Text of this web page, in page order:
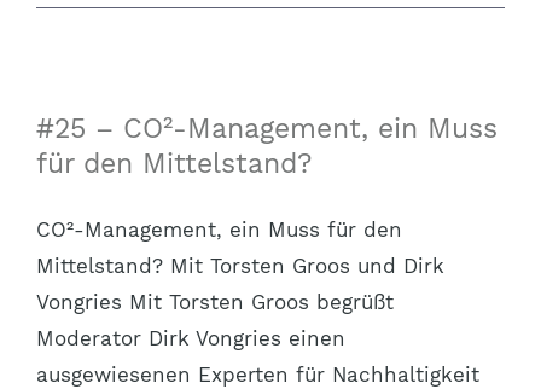
#25 – CO²-Management, ein Muss
für den Mittelstand?
CO²-Management, ein Muss für den
Mittelstand? Mit Torsten Groos und Dirk
Vongries Mit Torsten Groos begrüßt
Moderator Dirk Vongries einen
ausgewiesenen Experten für Nachhaltigkeit